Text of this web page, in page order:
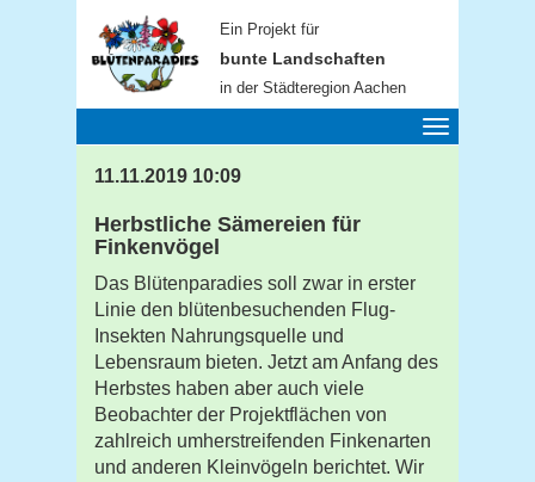
Ein Projekt für
bunte Landschaften
in der Städteregion Aachen
Toggle
11.11.2019 10:09
Herbstliche Sämereien für
Finkenvögel
Das Blütenparadies soll zwar in erster
Linie den blütenbesuchenden Flug-
Insekten Nahrungsquelle und
Lebensraum bieten. Jetzt am Anfang des
Herbstes haben aber auch viele
Beobachter der Projektflächen von
zahlreich umherstreifenden Finkenarten
und anderen Kleinvögeln berichtet. Wir